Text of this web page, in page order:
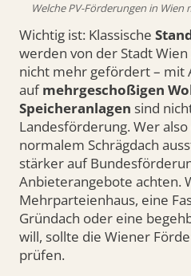
Welche PV-Förderungen in
Wichtig ist: Klassische
werden von der Stadt
nicht mehr gefördert – mit
aufmehrgeschoßigen
Speicheranlagen sind
Landesförderung. Wer
normalem Schrägdach
stärker auf
Anbieterangebote achten.
Mehrparteienhaus, eine
Gründach oder eine
will, sollte die Wiener
prüfen.